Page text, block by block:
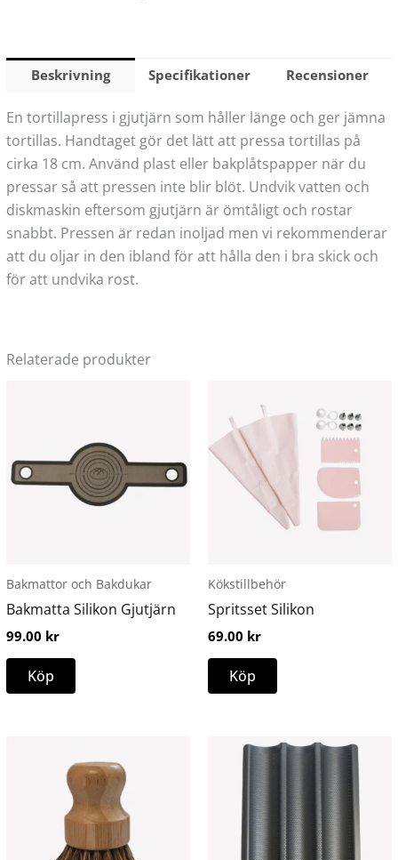
Beskrivning Specifikationer Recensioner
En tortillapress i gjutjärn som håller länge och ger jämna
tortillas. Handtaget gör det lätt att pressa tortillas på
cirka 18 cm. Använd plast eller bakplåtspapper när du
pressar så att pressen inte blir blöt. Undvik vatten och
diskmaskin eftersom gjutjärn är ömtåligt och rostar
snabbt. Pressen är redan inoljad men vi rekommenderar
att du oljar in den ibland för att hålla den i bra skick och
för att undvika rost.
Relaterade produkter
Bakmattor och Bakdukar
Bakmatta Silikon Gjutjärn
99.00 kr
Köp
Kökstillbehör
Spritsset Silikon
69.00 kr
Köp
här
produkten
varianter.
De
alternativen
kan